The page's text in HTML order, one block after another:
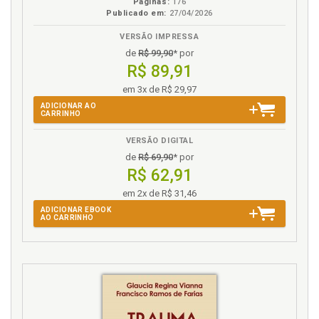
História. Narrando histórias, construindo
subjetividades, p. 37
Homem cerebral, p. 113
Homem. Semelhanças e correspondências: homem
e corpo como um só, p. 77
Humano: necessariamente desestabilizador, p. 52
Ilusões, desatenção e cotidiano, p. 31
Imagem. Invenção de Hugo Cabret: imagens
sonhadas pelo infinito nada, p. 29
Imagem. Luzes e sombras: imagens e sensações na
Imagem. Por trás das lentes do espetáculo: a
projeção das imagens e a crise das representações,
Páginas: 176
Publicado em: 27/04/2026
VERSÃO IMPRESSA
de R$ 99,90* por
R$ 89,91
em 3x de R$ 29,97
ADICIONAR AO
CARRINHO
VERSÃO DIGITAL
de R$ 69,90* por
R$ 62,91
em 2x de R$ 31,46
ADICIONAR EBOOK
AO CARRINHO